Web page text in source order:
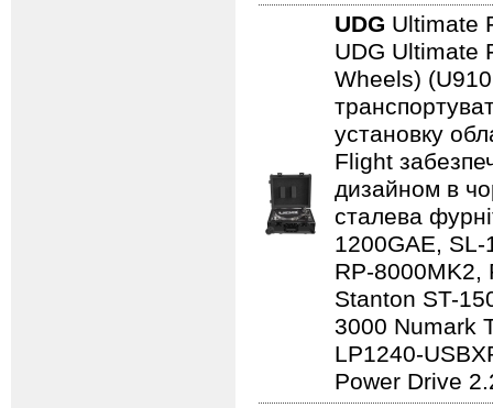
UDG Ultimate
UDG Ultimate
Wheels)
установку
Flight
дизайном в
сталева
1200GAE,
RP-8000MK2,
Stanton ST-
3000 Numark
LP1240-
Power Drive